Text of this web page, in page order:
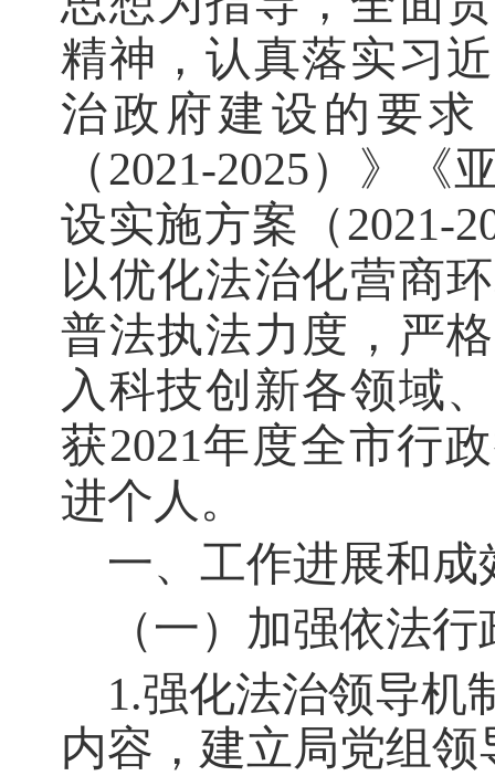
精神，认真落实习
治政府建设的要
（2021-2025）》
设实施方案（2021-
以优化法治化营商
普法执法力度，严
入科技创新各领域
获2021年度全市行
进个人。
一、工作进展和成
（一）加强依法
1.强化法治领导机
内容，建立局党组